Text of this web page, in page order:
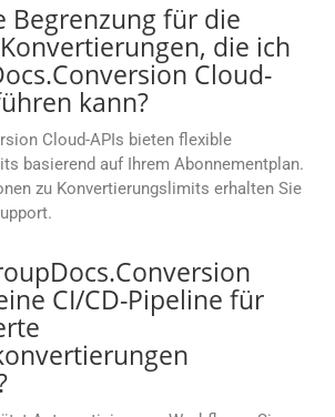
Begrenzung für die
die ich
Cloud-
kann?
Cloud-APIs bieten flexible
basierend auf Ihrem Abonnementplan.
zu Konvertierungslimits erhalten Sie
CI/CD-Pipeline für